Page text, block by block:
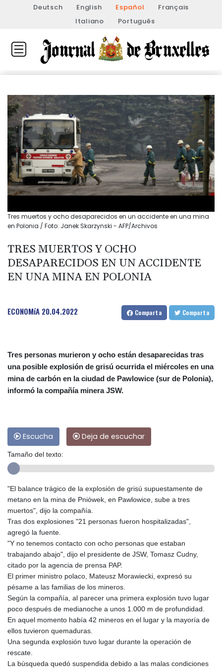
Deutsch English Español
Français
Italiano
Português
Tres muertos y ocho desaparecidos en un accidente en una mina
en Polonia / Foto: Janek Skarzynski - AFP/Archivos
TRES MUERTOS Y OCHO
DESAPARECIDOS EN UN ACCIDENTE
EN UNA MINA EN POLONIA
ECONOMíA 20.04.2022 Comparta Comparta
Tres personas murieron y ocho están desaparecidas tras
una posible explosión de grisú ocurrida el miércoles en una
mina de carbón en la ciudad de Pawlowice (sur de Polonia),
informó la compañía minera JSW.
Escucha Deja de escuchar
Tamaño del texto:
"El balance trágico de la explosión de grisú supuestamente de
metano en la mina de Pniówek, en Pawlowice, sube a tres
muertos", dijo la compañía.
Tras dos explosiones "21 personas fueron hospitalizadas",
agregó la fuente.
"Y no tenemos contacto con ocho personas que estaban
trabajando abajo", dijo el presidente de JSW, Tomasz Cudny,
citado por la agencia de prensa PAP.
El primer ministro polaco, Mateusz Morawiecki, expresó su
pésame a las familias de los mineros.
Según la compañía, al parecer una primera explosión tuvo lugar
poco después de medianoche a unos 1.000 m de profundidad.
En aquel momento había 42 mineros en el lugar y la mayoría de
ellos tuvieron quemaduras.
Una segunda explosión tuvo lugar durante la operación de
rescate.
La búsqueda quedó suspendida debido a las malas condiciones